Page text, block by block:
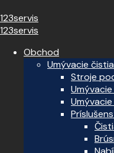
123servis
123servis
Obchod
Umývacie
Stroje